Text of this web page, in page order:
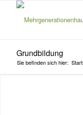
Grundbildung
Sie befinden sich hier: